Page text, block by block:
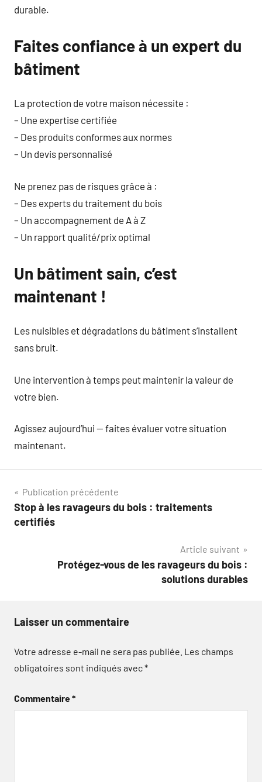
durable.
Faites confiance à un expert du
bâtiment
La protection de votre maison nécessite :
– Une expertise certifiée
– Des produits conformes aux normes
– Un devis personnalisé
Ne prenez pas de risques grâce à :
– Des experts du traitement du bois
– Un accompagnement de A à Z
– Un rapport qualité/prix optimal
Un bâtiment sain, c’est
maintenant !
Les nuisibles et dégradations du bâtiment s’installent
sans bruit.
Une intervention à temps peut maintenir la valeur de
votre bien.
Agissez aujourd’hui — faites évaluer votre situation
maintenant.
Navigation
de
Publication précédente
Stop à les ravageurs du bois : traitements
certifiés
Article suivant
Protégez-vous de les ravageurs du bois :
solutions durables
Laisser un commentaire
Votre adresse e-mail ne sera pas publiée. Les champs
obligatoires sont indiqués avec*
Commentaire*